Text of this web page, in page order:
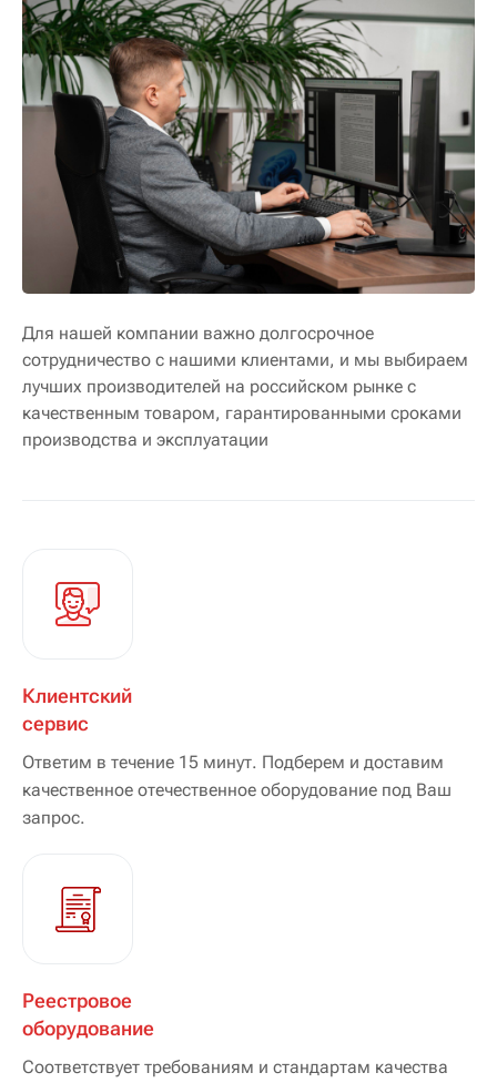
Для нашей компании важно долгосрочное
сотрудничество с нашими клиентами, и мы выбираем
лучших производителей на российском рынке с
качественным товаром, гарантированными сроками
производства и эксплуатации
Клиентский
сервис
Ответим в течение 15 минут. Подберем и доставим
качественное отечественное оборудование под Ваш
запрос.
Реестровое
оборудование
Соответствует требованиям и стандартам качества